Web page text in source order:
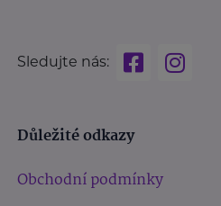
Sledujte nás:
Důležité odkazy
Obchodní podmínky